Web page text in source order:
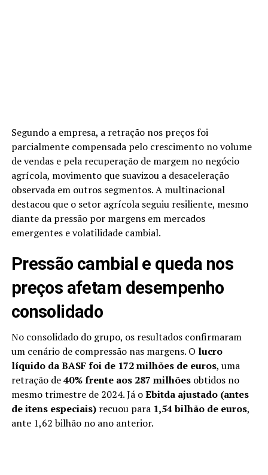
Segundo a empresa, a retração nos preços foi
parcialmente compensada pelo crescimento no volume
de vendas e pela recuperação de margem no negócio
agrícola, movimento que suavizou a desaceleração
observada em outros segmentos. A multinacional
destacou que o setor agrícola seguiu resiliente, mesmo
diante da pressão por margens em mercados
emergentes e volatilidade cambial.
Pressão cambial e queda nos
preços afetam desempenho
consolidado
No consolidado do grupo, os resultados confirmaram
um cenário de compressão nas margens. O lucro
líquido da BASF foi de 172 milhões de euros, uma
retração de40% frente aos 287 milhõesobtidos no
mesmo trimestre de 2024. Já oEbitda ajustado (antes
de itens especiais)recuou para 1,54 bilhão de euros,
ante 1,62 bilhão no ano anterior.